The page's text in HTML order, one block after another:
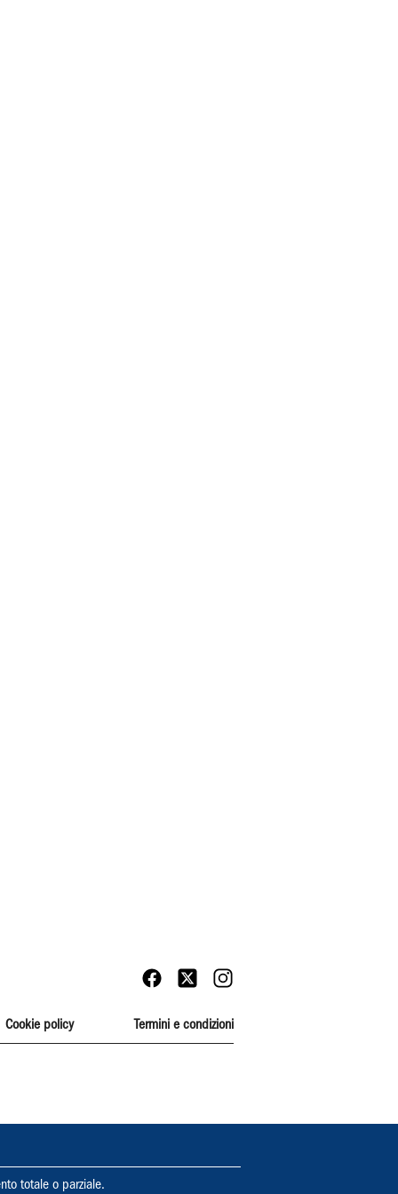
Cookie policy Termini e condizioni
totale o parziale.